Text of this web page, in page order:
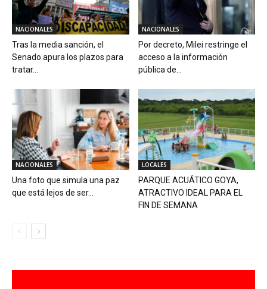
NACIONALES
Tras la media sanción, el
Senado apura los plazos para
tratar...
NACIONALES
Por decreto, Milei restringe el
acceso a la información
pública de...
NACIONALES
Una foto que simula una paz
que está lejos de ser...
LOCALES
PARQUE ACUÁTICO GOYA,
ATRACTIVO IDEAL PARA EL
FIN DE SEMANA